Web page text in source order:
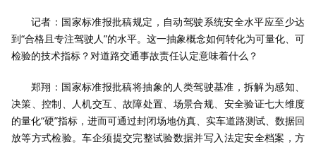
记者：国家标准报批稿规定，自动驾驶系统安全水平应至少达
到“合格且专注驾驶人”的水平。这一抽象概念如何转化为可量化、可
检验的技术指标？对道路交通事故责任认定意味着什么？
郑翔：国家标准报批稿将抽象的人类驾驶基准，拆解为感知、
决策、控制、人机交互、故障处置、场景合规、安全验证七大维度
的量化“硬”指标，进而可通过封闭场地仿真、实车道路测试、数据回
放等方式检验。车企须提交完整试验数据并写入法定安全档案，方